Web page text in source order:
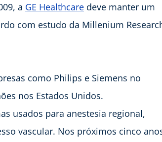
a GE Healthcare deve manter um
com estudo da Millenium
como Philips e Siemens no
nos Estados Unidos.
usados para anestesia regional,
vascular. Nos próximos cinco